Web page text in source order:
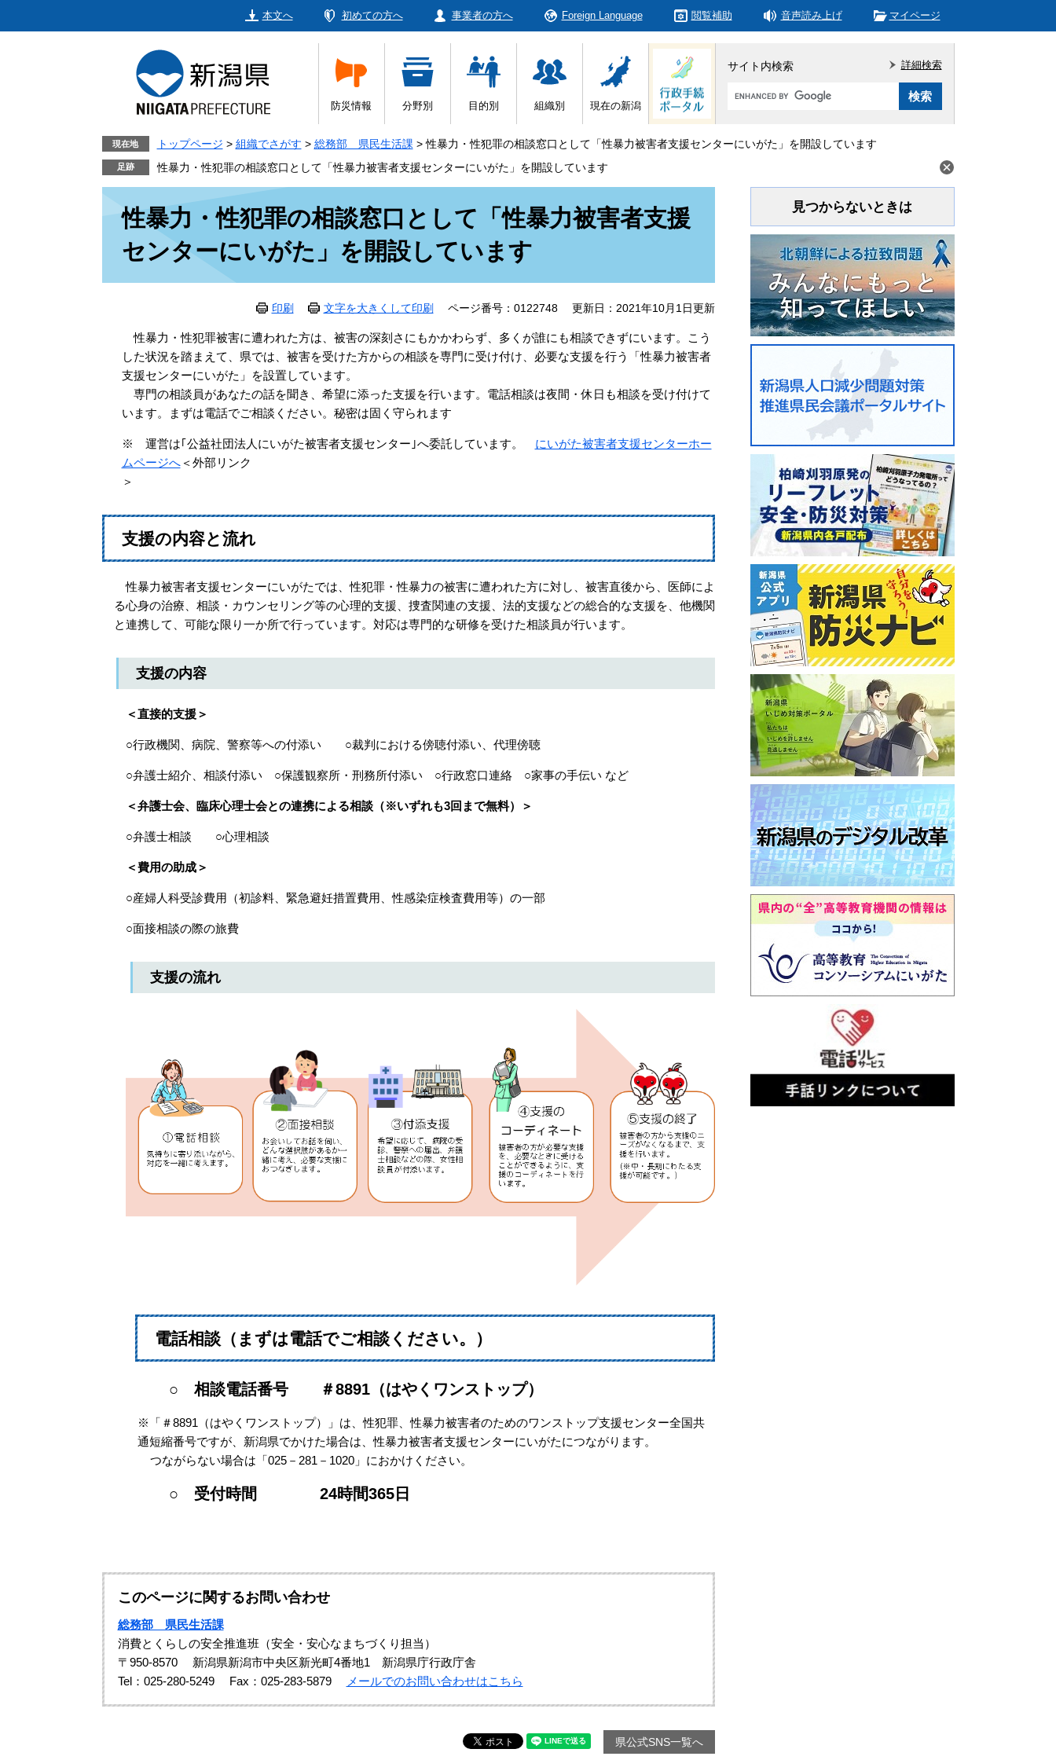
本文へ 初めての方へ 事業者の方へ Foreign Language 閲覧補助 音声読み上げ マイページ
防災情報 分野別 目的別 組織別 現在の新潟
サイト内検索
Google
タ
ム
詳細検索
現在地 トップページ > 組織でさがす > 総務部 県民生活課 >性暴力・性犯罪の相談窓口として「性暴力被害者支援センターにいがた」を開設しています
性暴力・性犯罪の相談窓口として「性暴力被害者支援センターにいがた」を開設しています
性暴力・性犯罪の相談窓口として「性暴力被害者支援
センターにいがた」を開設しています
印刷 文字を大きくして印刷 ページ番号：0122748 更新日：2021年10月1日更新
性暴力・性犯罪被害に遭われた方は、被害の深刻さにもかかわらず、多くが誰にも相談できずにいます。こう
した状況を踏まえて、県では、被害を受けた方からの相談を専門に受け付け、必要な支援を行う「性暴力被害者
支援センターにいがた」を設置しています。
専門の相談員があなたの話を聞き、希望に添った支援を行います。電話相談は夜間・休日も相談を受け付けて
います。まずは電話でご相談ください。秘密は固く守られます
※ 運営は｢公益社団法人にいがた被害者支援センター｣へ委託しています。 にいがた被害者支援センターホー
ムページへ＜外部リンク
＞
支援の内容と流れ
性暴力被害者支援センターにいがたでは、性犯罪・性暴力の被害に遭われた方に対し、被害直後から、医師によ
る心身の治療、相談・カウンセリング等の心理的支援、捜査関連の支援、法的支援などの総合的な支援を、他機関
と連携して、可能な限り一か所で行っています。対応は専門的な研修を受けた相談員が行います。
支援の内容
＜直接的支援＞
○行政機関、病院、警察等への付添い ○裁判における傍聴付添い、代理傍聴
○弁護士紹介、相談付添い ○保護観察所・刑務所付添い ○行政窓口連絡 ○家事の手伝い など
＜弁護士会、臨床心理士会との連携による相談（※いずれも3回まで無料） ＞
○弁護士相談 ○心理相談
＜費用の助成＞
○産婦人科受診費用（初診料、緊急避妊措置費用、性感染症検査費用等）の一部
○面接相談の際の旅費
支援の流れ
電話相談（まずは電話でご相談ください。）
○ 相談電話番号 ＃8891（はやくワンストップ）
※「＃8891（はやくワンストップ）」は、性犯罪、性暴力被害者のためのワンストップ支援センター全国共
通短縮番号ですが、 新潟県でかけた場合は、性暴力被害者支援センターにいがたにつながります。
つながらない場合は「025－281－1020」におかけください。
○ 受付時間 24時間365日
このページに関するお問い合わせ
総務部 県民生活課
消費とくらしの安全推進班（安全・安心なまちづくり担当）
〒950-8570
新潟県新潟市中央区新光町4番地1 新潟県庁行政庁舎
Tel：025-280-5249
Fax：025-283-5879 メールでのお問い合わせはこちら
県公式SNS一覧へ
見つからないときは